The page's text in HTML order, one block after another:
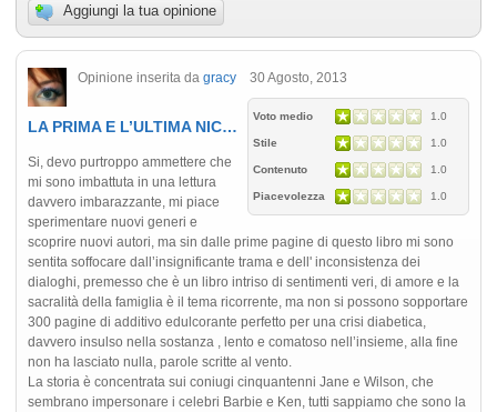
Aggiungi la tua opinione
Opinione inserita da gracy 30 Agosto, 2013
Voto medio 1.0
Stile 1.0
Contenuto 1.0
Piacevolezza 1.0
LA PRIMA E L’ULTIMA NIC…
Si, devo purtroppo ammettere che
mi sono imbattuta in una lettura
davvero imbarazzante, mi piace
sperimentare nuovi generi e
scoprire nuovi autori, ma sin dalle prime pagine di questo libro mi sono
sentita soffocare dall’insignificante trama e dell' inconsistenza dei
dialoghi, premesso che è un libro intriso di sentimenti veri, di amore e la
sacralità della famiglia è il tema ricorrente, ma non si possono sopportare
300 pagine di additivo edulcorante perfetto per una crisi diabetica,
davvero insulso nella sostanza , lento e comatoso nell’insieme, alla fine
non ha lasciato nulla, parole scritte al vento.
La storia è concentrata sui coniugi cinquantenni Jane e Wilson, che
sembrano impersonare i celebri Barbie e Ken, tutti sappiamo che sono la